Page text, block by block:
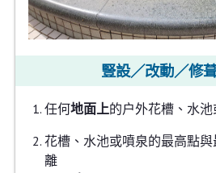
豎設／改動／修
任何地面上的户外花槽、水池
花槽、水池或噴泉的最高點
離